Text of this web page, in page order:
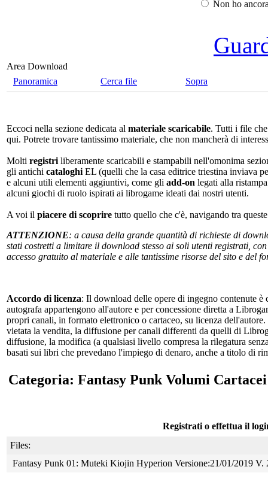
Non ho
Area Download
Panoramica
Cerca file Sopra
Eccoci nella sezione dedicata al materiale scaricabile. Tutti i file
qui. Potrete trovare tantissimo materiale, che non mancherà di
Molti registri liberamente scaricabili e stampabili nell'omonima
gli antichi cataloghi EL (quelli che la casa editrice triestina inviava
e alcuni utili elementi aggiuntivi, come gli add-on legati alla
alcuni giochi di ruolo ispirati ai librogame ideati dai nostri utenti.
A voi il piacere di scoprire tutto quello che c'è, navigando tra
ATTENZIONE: a causa della grande quantità di richieste di
stati costretti a limitare il download stesso ai soli utenti registrati,
accesso gratuito al materiale e alle tantissime risorse del sito e
Accordo di licenza: Il download delle opere di ingegno contenute
autografa appartengono all'autore e per concessione diretta a
propri canali, in formato elettronico o cartaceo, su licenza
vietata la vendita, la diffusione per canali differenti da quelli di
diffusione, la modifica (a qualsiasi livello compresa la rilegatura
basati sui libri che prevedano l'impiego di denaro, anche a titolo di
Categoria: Fantasy Punk Volumi Cartacei
Registrati o effettua il
Files:
Fantasy Punk 01: Muteki Kiojin Hyperion Versione:21/01/2019 V.